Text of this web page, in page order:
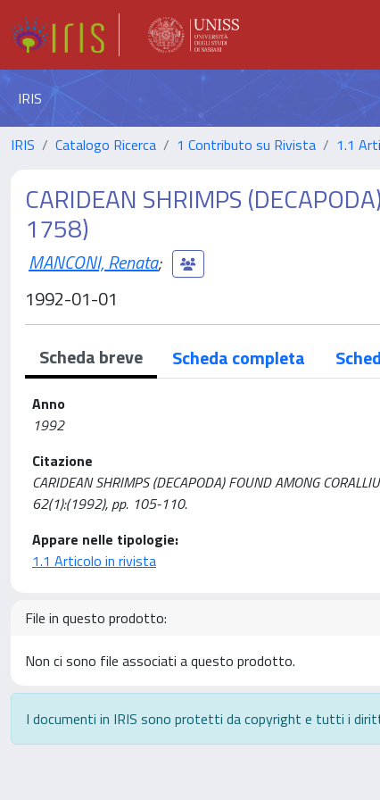
IRIS
IRIS Catalogo Ricerca 1 Contributo su Rivista 1.1
CARIDEAN SHRIMPS
1758)
MANCONI, Renata;
1992-01-01
Scheda breve Scheda completa
Anno
1992
Citazione
CARIDEAN SHRIMPS (DECAPODA) FOUND AMONG
62(1):(1992), pp. 105-110.
Appare nelle tipologie:
1.1 Articolo in rivista
File in questo prodotto:
Non ci sono file associati a questo prodotto.
I documenti in IRIS sono protetti da copyright e tutti i